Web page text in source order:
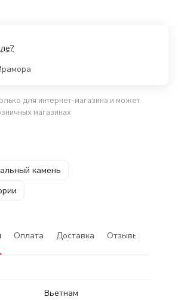
для интернет-магазина и может
магазинах
камень
Оплата Доставка Отзывы
Вьетнам